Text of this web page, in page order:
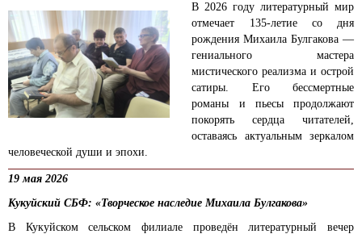
В 2026 году литературный мир
отмечает 135-летие со дня
рождения Михаила Булгакова —
гениального мастера
мистического реализма и острой
сатиры. Его бессмертные
романы и пьесы продолжают
покорять сердца читателей,
оставаясь актуальным зеркалом
человеческой души и эпохи.
19 мая 2026
Кукуйский СБФ: «Творческое наследие Михаила Булгакова»
В Кукуйском сельском филиале проведён литературный вечер